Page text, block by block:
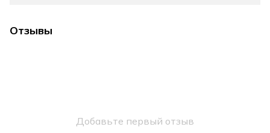
Отзывы
Добавьте первый отзыв